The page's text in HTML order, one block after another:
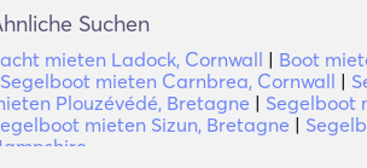
Suchen
mieten Ladock, Cornwall | Boot
Segelboot mieten Carnbrea, Cornwall |
Plouzévédé, Bretagne | Segelboot
mieten Sizun, Bretagne |